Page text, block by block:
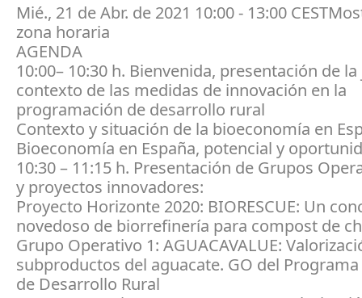
Mié., 21 de Abr. de 2021 10:00 - 13:00
zona horaria
AGENDA
10:00– 10:30 h. Bienvenida, presentación de
contexto de las medidas de innovación en la
programación de desarrollo rural
Contexto y situación de la bioeconomía en
Bioeconomía en España, potencial y
10:30 – 11:15 h. Presentación de Grupos
y proyectos innovadores:
Proyecto Horizonte 2020: BIORESCUE: Un
novedoso de biorrefinería para compost de
Grupo Operativo 1: AGUACAVALUE:
subproductos del aguacate. GO del
de Desarrollo Rural